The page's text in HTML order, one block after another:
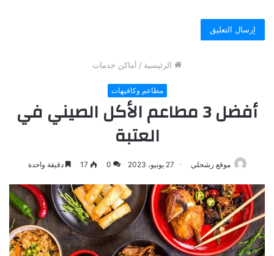
الرئيسية / أماكن خدمات
مطاعم وكافيهات
أفضل 3 مطاعم الأكل الصيني في
العتبة
موقع رشحلي 27 يونيو، 2023 0
17 دقيقة واحدة